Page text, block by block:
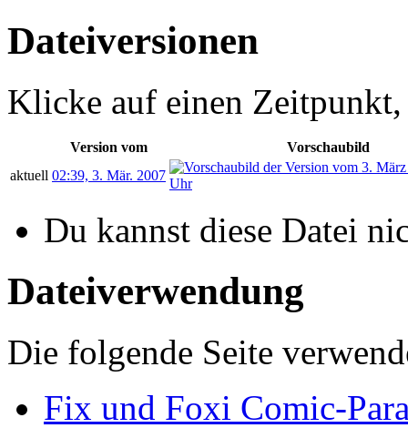
Dateiversionen
Klicke auf einen Zeitpunkt,
Version vom
Vorschaubild
aktuell 02:39, 3. Mär. 2007
Du kannst diese Datei
Dateiverwendung
Die folgende Seite
Fix und Foxi Comic-